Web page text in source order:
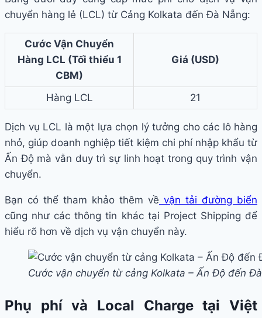
chuyển hàng lẻ (LCL) từ Cảng Kolkata đến Đà Nẵng:
Cước Vận Chuyển
Hàng LCL (Tối thiểu 1
CBM)
Giá (USD)
Hàng LCL 21
Dịch vụ LCL là một lựa chọn lý tưởng cho các lô hàng
nhỏ, giúp doanh nghiệp tiết kiệm chi phí nhập khẩu từ
Ấn Độ mà vẫn duy trì sự linh hoạt trong quy trình vận
chuyển.
Bạn có thể tham khảo thêm về vận tải đường biển
cũng như các thông tin khác tại Project Shipping để
hiểu rõ hơn về dịch vụ vận chuyển này.
Cước vận chuyển từ cảng Kolkata – Ấn Độ đến
Phụ phí và Local Charge tại Việt